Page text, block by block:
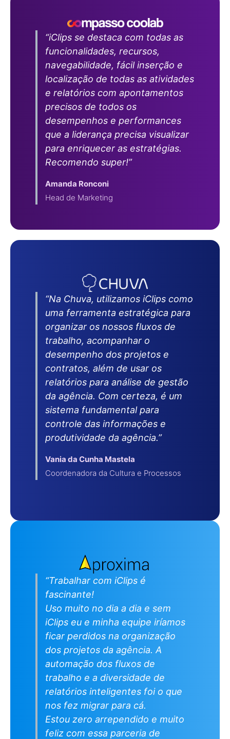
“iClips se destaca com todas as
funcionalidades, recursos,
navegabilidade, fácil inserção e
localização de todas as atividades
e relatórios com apontamentos
precisos de todos os
desempenhos e performances
que a liderança precisa visualizar
para enriquecer as estratégias.
Recomendo super!”
Amanda Ronconi
Head de Marketing
“Na Chuva, utilizamos iClips como
uma ferramenta estratégica para
organizar os nossos fluxos de
trabalho, acompanhar o
desempenho dos projetos e
contratos, além de usar os
relatórios para análise de gestão
da agência. Com certeza, é um
sistema fundamental para
controle das informações e
produtividade da agência.”
Vania da Cunha Mastela
Coordenadora da Cultura e Processos
“Trabalhar com iClips é
fascinante!
Uso muito no dia a dia e sem
iClips eu e minha equipe iríamos
ficar perdidos na organização
dos projetos da agência. A
automação dos fluxos de
trabalho e a diversidade de
relatórios inteligentes foi o que
nos fez migrar para cá.
Estou zero arrependido e muito
feliz com essa parceria de